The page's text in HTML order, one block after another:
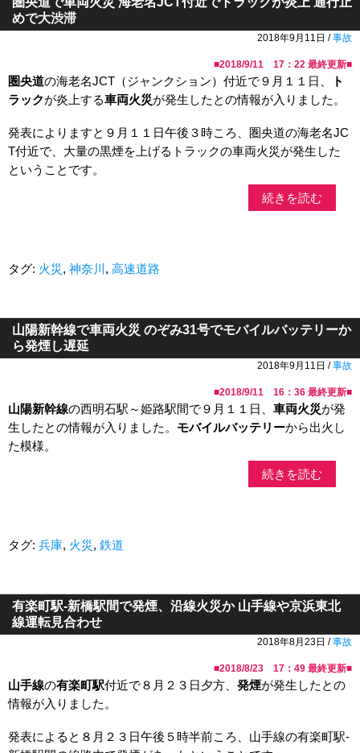
めで大渋滞
2018年9月11日 /事故
■2018/9/11 17：22 最終更新■
圏央道の海老名JCT（ジャンクション）付近で９月１１日、
ト
ラックが炎上する車両火災が発生したとの情報が入りました。
発表によりますと９月１１日午後３時ころ、圏央道の海老名JC
T付近で、大量の黒煙を上げるトラックの車両火災が発生した
ということです。
続きを読む
タグ: 火災, 神奈川 , 高速道路
山陽新幹線で車両火災 のぞみ31号でモバイルバッテリーか
ら発煙し遅延
2018年9月11日 /事故
■2018/9/11 16：36 最終更新■
山陽新幹線の西明石駅～姫路駅間で９月１１日、 車両火災が発
生したとの情報が入りました。 モバイルバッテリーから出火し
た模様。
続きを読む
タグ: 兵庫, 火災, 鉄道
有楽町駅-新橋駅間で発煙、沿線火災か 山手線や京浜東北
線運転見合わせ
2018年8月23日 /事故
■2018/8/23 17：49 最終更新■
山手線の有楽町駅付近で８月２３日夕方、 発煙が発生したとの
情報が入りました。
発表によると８月２３日午後５時半前ころ、山手線の有楽町駅-